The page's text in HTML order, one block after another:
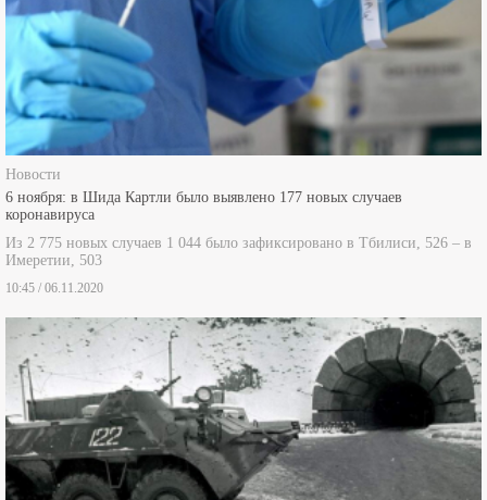
Новости
6 ноября: в Шида Картли было выявлено 177 новых случаев
коронавируса
Из 2 775 новых случаев 1 044 было зафиксировано в Тбилиси, 526 – в
Имеретии, 503
10:45 / 06.11.2020